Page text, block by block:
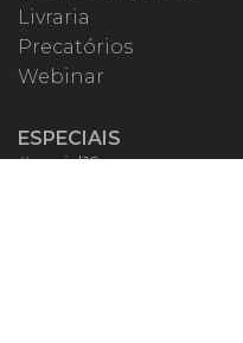
Livraria
Precatórios
Webinar
ESPECIAIS
#covid19